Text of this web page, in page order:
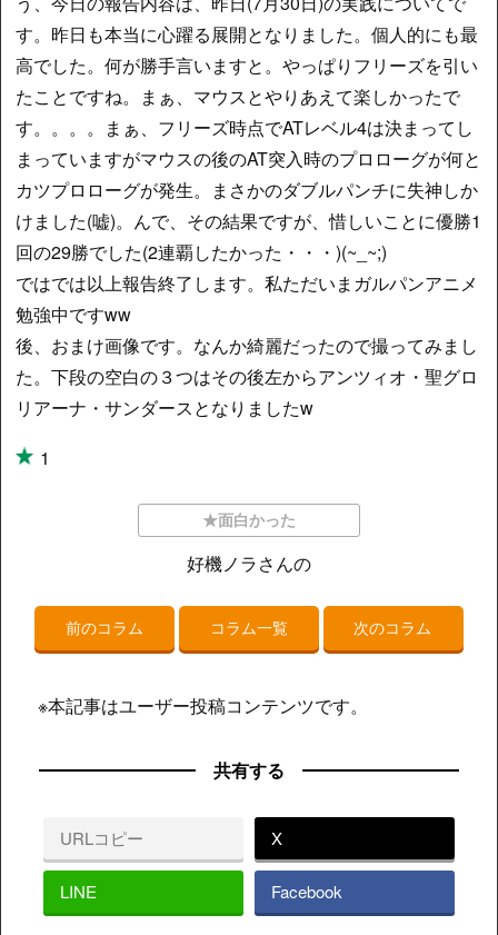
す。昨日も本当に心躍る展開となりました。個人的にも最
高でした。何が勝手言いますと。やっぱりフリーズを引い
たことですね。まぁ、マウスとやりあえて楽しかったで
す。。。。まぁ、フリーズ時点でATレベル4は決まってし
まっていますがマウスの後のAT突入時のプロローグが何と
カツプロローグが発生。まさかのダブルパンチに失神しか
けました(嘘)。んで、その結果ですが、惜しいことに優勝1
回の29勝でした(2連覇したかった・・・)(~_~;)
ではでは以上報告終了します。私ただいまガルパンアニメ
勉強中ですww
後、おまけ画像です。なんか綺麗だったので撮ってみまし
た。下段の空白の３つはその後左からアンツィオ・聖グロ
リアーナ・サンダースとなりましたw
1
★面白かった
好機ノラさんの
前のコラム コラム一覧 次のコラム
※本記事はユーザー投稿コンテンツです。
共有する
URLコピー X
LINE Facebook